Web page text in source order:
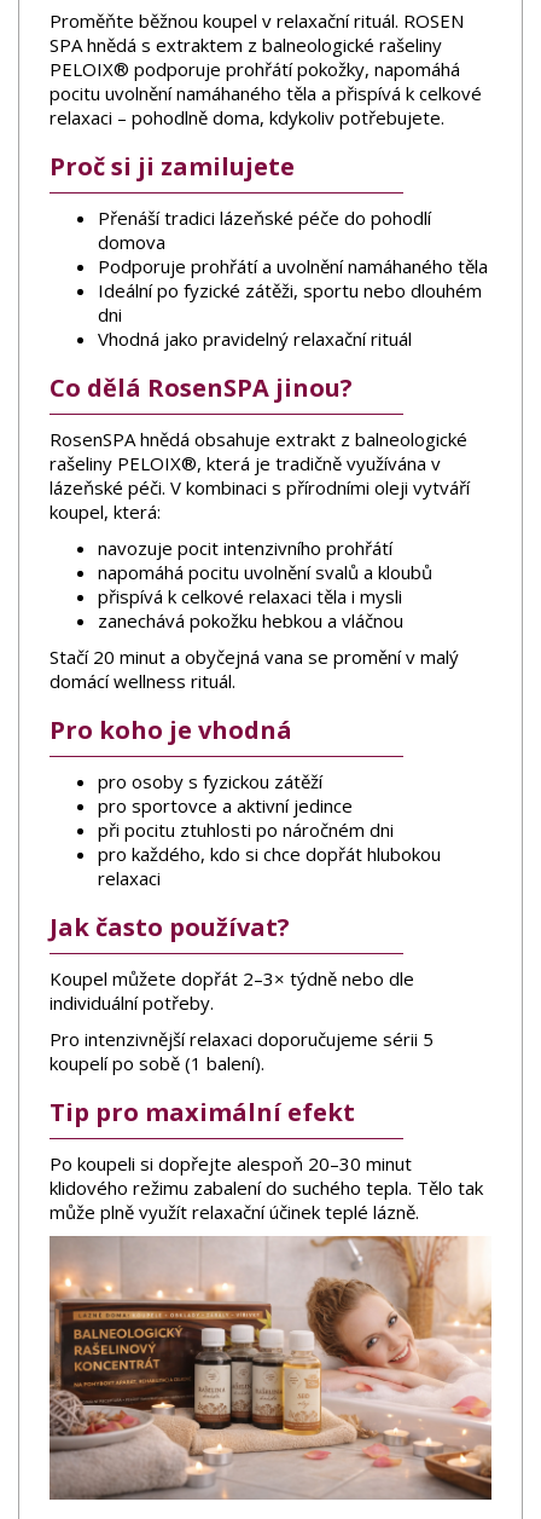
Proměňte běžnou koupel v relaxační rituál. ROSEN
SPA hnědá s extraktem z balneologické rašeliny
PELOIX® podporuje prohřátí pokožky, napomáhá
pocitu uvolnění namáhaného těla a přispívá k celkové
relaxaci – pohodlně doma, kdykoliv potřebujete.
Proč si ji zamilujete
Přenáší tradici lázeňské péče do pohodlí
domova
Podporuje prohřátí a uvolnění namáhaného těla
Ideální po fyzické zátěži, sportu nebo dlouhém
dni
Vhodná jako pravidelný relaxační rituál
Co dělá RosenSPA jinou?
RosenSPA hnědá obsahuje extrakt z balneologické
rašeliny PELOIX®, která je tradičně využívána v
lázeňské péči. V kombinaci s přírodními oleji vytváří
koupel, která:
navozuje pocit intenzivního prohřátí
napomáhá pocitu uvolnění svalů a kloubů
přispívá k celkové relaxaci těla i mysli
zanechává pokožku hebkou a vláčnou
Stačí 20 minut a obyčejná vana se promění v malý
domácí wellness rituál.
Pro koho je vhodná
pro osoby s fyzickou zátěží
pro sportovce a aktivní jedince
při pocitu ztuhlosti po náročném dni
pro každého, kdo si chce dopřát hlubokou
relaxaci
Jak často používat?
Koupel můžete dopřát 2–3× týdně nebo dle
individuální potřeby.
Pro intenzivnější relaxaci doporučujeme sérii 5
koupelí po sobě (1 balení).
Tip pro maximální efekt
Po koupeli si dopřejte alespoň 20–30 minut
klidového režimu zabalení do suchého tepla. Tělo tak
může plně využít relaxační účinek teplé lázně.